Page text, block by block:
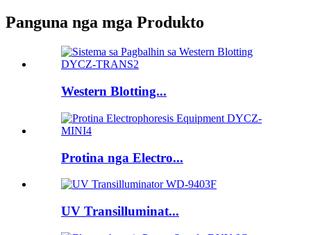
Panguna nga mga Produkto
Western Blotting...
Protina nga Electro...
UV Transilluminat...